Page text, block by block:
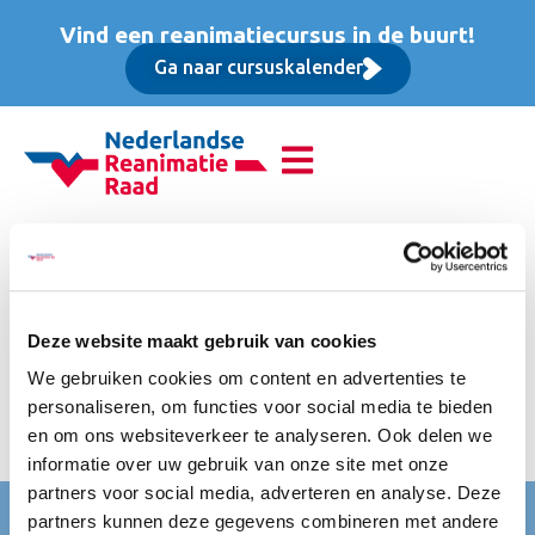
Deze website maakt gebruik van cookies
We gebruiken cookies om content en advertenties te
personaliseren, om functies voor social media te bieden
en om ons websiteverkeer te analyseren. Ook delen we
informatie over uw gebruik van onze site met onze
partners voor social media, adverteren en analyse. Deze
partners kunnen deze gegevens combineren met andere
Vind een reanimatiecursus in de buurt!
Ga naar cursuskalender
Educatieve Instructeurs
Dag (EID), Basis cursus
inclusief luxe lunch, koffie/ thee en frisdrank. Na afronding
van de cursus ontvang je een ERC/NRR certificering. Tevens
heeft deze cursus accreditatie bij diverse beroepsgroepen.
Nederlandse Reanimatie Raad (NRR)